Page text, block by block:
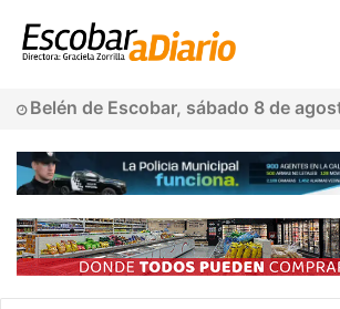
Belén de Escobar, sábado 8 de